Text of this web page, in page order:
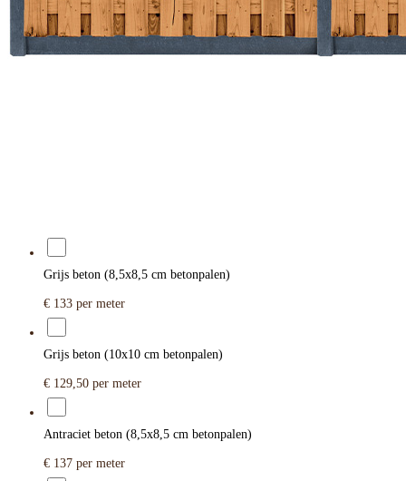
Grijs beton (8,5x8,5 cm betonpalen)
€ 133 per meter
Grijs beton (10x10 cm betonpalen)
€ 129,50 per meter
Antraciet beton (8,5x8,5 cm betonpalen)
€ 137 per meter